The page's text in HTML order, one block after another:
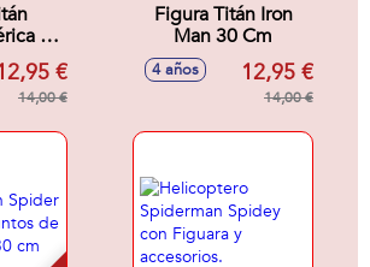
30
€
14,00 €
Figura Titán Iron
Man 30 Cm
4 años 12,95 €
14,00 €